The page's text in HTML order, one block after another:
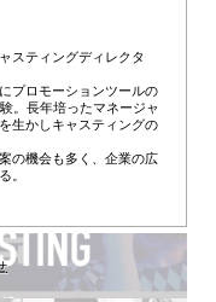
スティングディレクタ
プロモーションツールの
。長年培ったマネージャ
生かしキャスティングの
の機会も多く、企業の広
。